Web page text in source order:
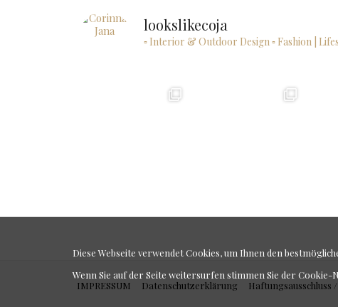
lookslikecoja
▫ Interior & Outdoor Design▫ Fashion |
IMPRESSUM Datenschutzerklärung Haftungsausschluss
Diese Webseite verwendet Cookies, um Ihnen den
Wenn Sie auf der Seite weitersurfen stimmen Sie der